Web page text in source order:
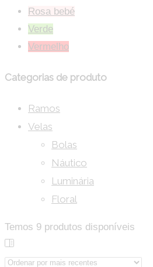
Rosa bebé
Verde
Vermelho
Categorias de produto
Ramos
Velas
Bolas
Náutico
Luminária
Floral
Temos 9 produtos disponíveis